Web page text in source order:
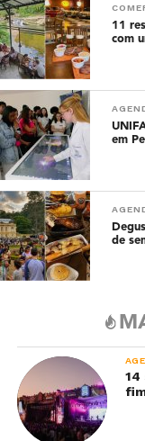
11
com
em
de
14